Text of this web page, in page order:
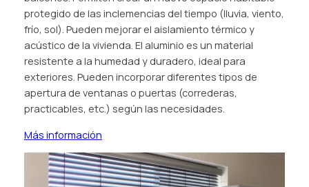
protegido de las inclemencias del tiempo (lluvia, viento,
frío, sol). Pueden mejorar el aislamiento térmico y
acústico de la vivienda. El aluminio es un material
resistente a la humedad y duradero, ideal para
exteriores. Pueden incorporar diferentes tipos de
apertura de ventanas o puertas (correderas,
practicables, etc.) según las necesidades.
Más información